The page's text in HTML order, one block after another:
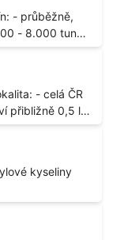
přibližně 0,5 l